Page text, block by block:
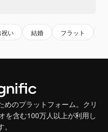
祝い 結婚 フラット
のプラットフォーム。クリ
を含む100万人以上が利用し